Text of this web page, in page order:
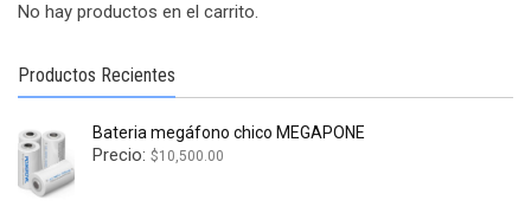
No hay productos en el carrito.
Productos Recientes
Bateria megáfono chico MEGAPONE
Precio: $10,500.00